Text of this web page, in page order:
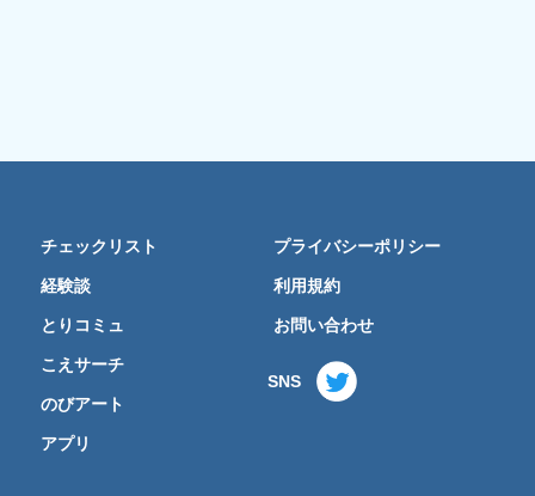
チェックリスト
経験談
とりコミュ
こえサーチ
のびアート
アプリ
プライバシーポリシー
利用規約
お問い合わせ
SNS